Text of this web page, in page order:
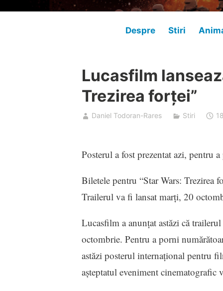
Despre Stiri
Lucasfilm
Trezirea forţei”
Daniel Todoran-Rares Stiri
Posterul a fost prezentat azi, pentru
Biletele pentru “Star Wars: Trezirea
Trailerul va fi lansat marţi, 20
Lucasfilm a anunţat astăzi că
octombrie. Pentru a porni
astăzi posterul internaţional pentru
aşteptatul eveniment cinematografic